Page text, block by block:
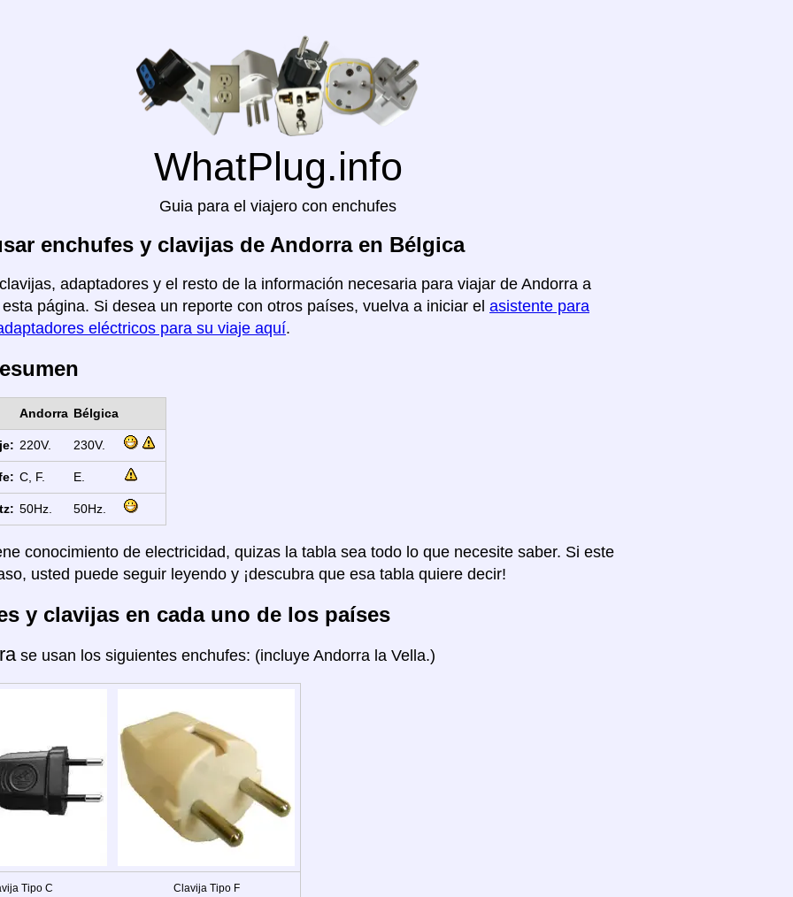
WhatPlug.info
Guia para el viajero con enchufes
enchufes y clavijas de Andorra en Bélgica
adaptadores y el resto de la información necesaria para viajar de Andorra a
página. Si desea un reporte con otros países, vuelva a iniciar el asistente para
eléctricos para su viaje aquí.
Andorra Bélgica
220V. 230V.
C, F. E.
50Hz. 50Hz.
conocimiento de electricidad, quizas la tabla sea todo lo que necesite saber. Si este
usted puede seguir leyendo y ¡descubra que esa tabla quiere decir!
y clavijas en cada uno de los países
se usan los siguientes enchufes: (incluye Andorra la Vella.)
Tipo C Clavija Tipo F